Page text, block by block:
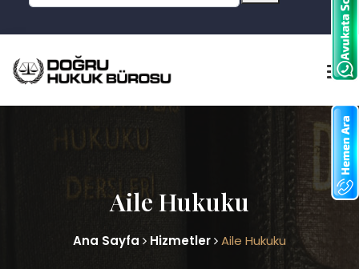
Aile Hukuku
Ana Sayfa Hizmetler Aile Hukuku